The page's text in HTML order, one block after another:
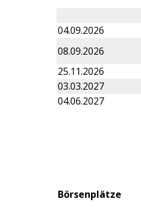
04.09.2026
08.09.2026
25.11.2026
03.03.2027
04.06.2027
Börsenplätze